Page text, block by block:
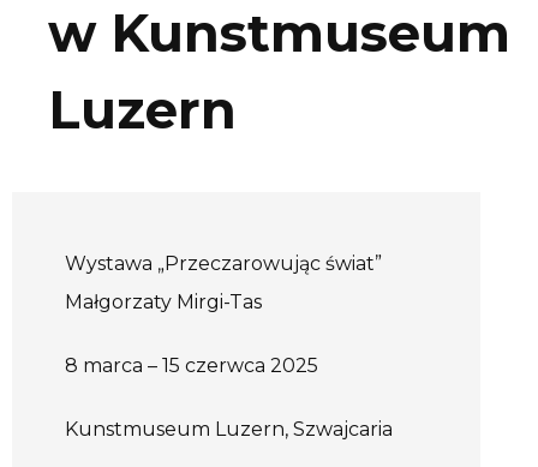
w Kunstmuseum
Luzern
Wystawa „Przeczarowując świat”
Małgorzaty Mirgi-Tas
8 marca – 15 czerwca 2025
Kunstmuseum Luzern, Szwajcaria